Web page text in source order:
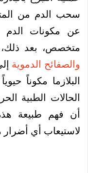
سحب الدم من
عن مكونات الدم
متخصص، بعد ذلك،
والصفائح الدموية
البلازما مكوناً
الحالات الطبية
أن فهم طبيعة
لاستيعاب أي أضرار